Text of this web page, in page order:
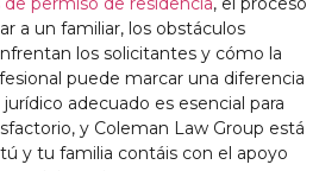
a un familiar, los obstáculos
los solicitantes y cómo la
puede marcar una diferencia
adecuado es esencial para
y Coleman Law Group está
y tu familia contáis con el apoyo